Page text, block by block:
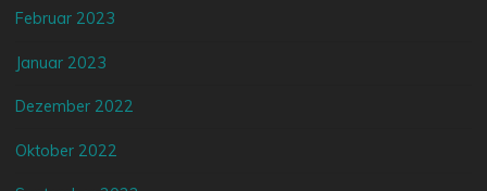
Februar 2023
Januar 2023
Dezember 2022
Oktober 2022